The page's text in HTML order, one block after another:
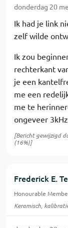
donderdag 20
Ik had je link
zelf wilde
Ik zou
rechterkant
je een
me een
me te
ongeveer
[Bericht gewijzigd
(16%)]
Frederick E.
Honourable
Keramisch,